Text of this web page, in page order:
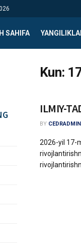
SAHIFA
Kun:
ILMIY-
BY
2026-yil 17-